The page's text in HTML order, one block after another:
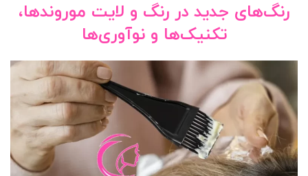
رنگ‌های جدید در رنگ و لایت موروندها،
تکنیک‌ها و نوآوری‌ها